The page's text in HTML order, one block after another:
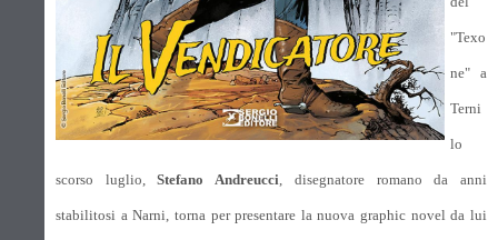
"Texo
ne" a
Terni
lo
scorso luglio,Stefano Andreucci , disegnatore romano da anni
stabilitosi a Narni, torna per presentare la nuova graphic novel da lui